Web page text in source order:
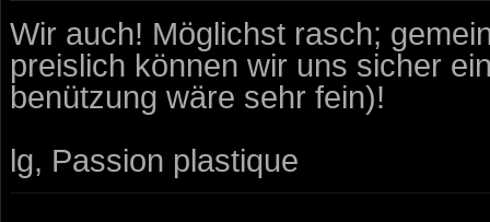
Wir auch! Möglichst rasch;
preislich können wir uns sicher
benützung wäre sehr fein)!
lg, Passion plastique